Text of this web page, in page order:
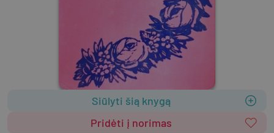
Siūlyti šią knygą
Pridėti į norimas